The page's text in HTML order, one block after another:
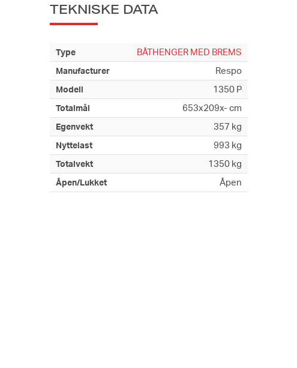
TEKNISKE DATA
Type BÅTHENGER MED BREMS
Manufacturer Respo
Modell 1350 P
Totalmål 653x209x- cm
Egenvekt 357 kg
Nyttelast 993 kg
Totalvekt 1350 kg
Åpen/Lukket Åpen